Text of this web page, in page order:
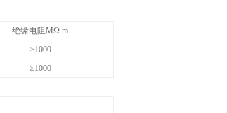
绝缘电阻MΩ.m
≥1000
≥1000